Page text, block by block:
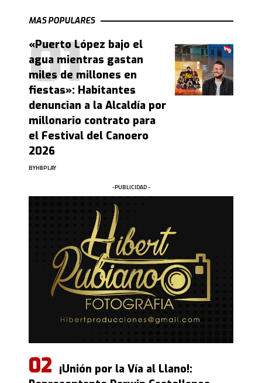
MAS POPULARES
«Puerto López bajo el
agua mientras gastan
miles de millones en
fiestas»: Habitantes
denuncian a la Alcaldía por
millonario contrato para
el Festival del Canoero
2026
BYHBPLAY
-PUBLICIDAD -
¡Unión por la Vía al Llano!: